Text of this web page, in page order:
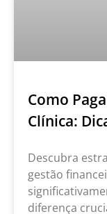
Como
Clínica:
Descubra
gestão
diferença